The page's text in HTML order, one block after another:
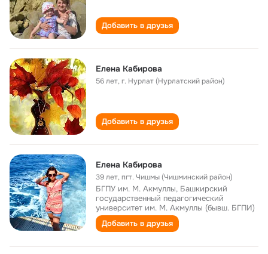
Добавить в друзья
Елена Кабирова
56 лет,г. Нурлат (Нурлатский район)
Добавить в друзья
Елена Кабирова
39 лет,пгт. Чишмы (Чишминский район)
БГПУ им. М. Акмуллы, Башкирский
государственный педагогический
университет им. М. Акмуллы (бывш. БГПИ)
Добавить в друзья